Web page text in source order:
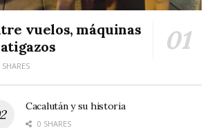
las drogas. El fiscal general Eric
a los cárteles mexicanos
vuelos, máquinas
SHARES
Cacalután y su historia
0 SHARES